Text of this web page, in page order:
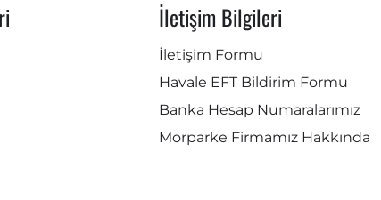
İletişim Bilgileri
İletişim Formu
Havale EFT Bildirim Formu
Banka Hesap Numaralarımız
Morparke Firmamız Hakkında